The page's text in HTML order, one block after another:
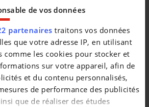
de vos données
partenaires traitons vos données
que votre adresse IP, en utilisant
comme les cookies pour stocker et
sur votre appareil, afin de
et du contenu personnalisés,
de performance des publicités
que de réaliser des études
km